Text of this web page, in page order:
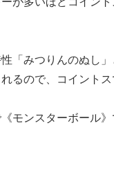
性「みつりんのぬし
るので、コイント
モンスターボール